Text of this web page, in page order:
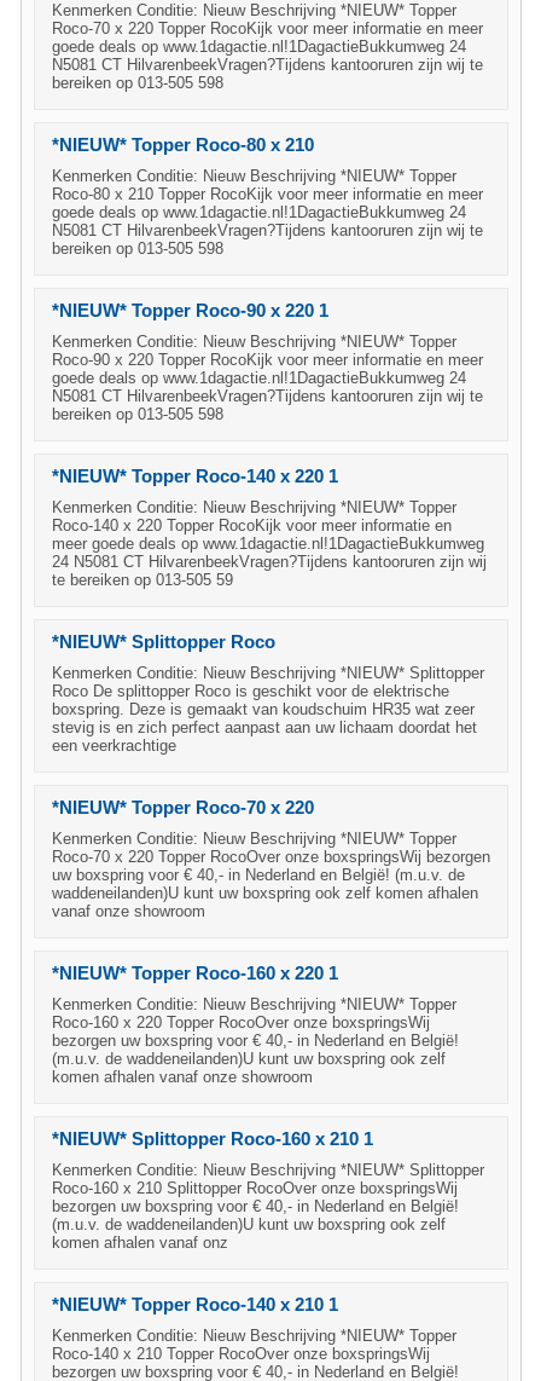
Kenmerken Conditie: Nieuw Beschrijving *NIEUW* Topper
Roco-70 x 220 Topper RocoKijk voor meer informatie en meer
goede deals op www.1dagactie.nl!1DagactieBukkumweg 24
N5081 CT HilvarenbeekVragen?Tijdens kantooruren zijn wij te
bereiken op 013-505 598
*NIEUW* Topper Roco-80 x 210
Kenmerken Conditie: Nieuw Beschrijving *NIEUW* Topper
Roco-80 x 210 Topper RocoKijk voor meer informatie en meer
goede deals op www.1dagactie.nl!1DagactieBukkumweg 24
N5081 CT HilvarenbeekVragen?Tijdens kantooruren zijn wij te
bereiken op 013-505 598
*NIEUW* Topper Roco-90 x 220 1
Kenmerken Conditie: Nieuw Beschrijving *NIEUW* Topper
Roco-90 x 220 Topper RocoKijk voor meer informatie en meer
goede deals op www.1dagactie.nl!1DagactieBukkumweg 24
N5081 CT HilvarenbeekVragen?Tijdens kantooruren zijn wij te
bereiken op 013-505 598
*NIEUW* Topper Roco-140 x 220 1
Kenmerken Conditie: Nieuw Beschrijving *NIEUW* Topper
Roco-140 x 220 Topper RocoKijk voor meer informatie en
meer goede deals op www.1dagactie.nl!1DagactieBukkumweg
24 N5081 CT HilvarenbeekVragen?Tijdens kantooruren zijn wij
te bereiken op 013-505 59
*NIEUW* Splittopper Roco
Kenmerken Conditie: Nieuw Beschrijving *NIEUW* Splittopper
Roco De splittopper Roco is geschikt voor de elektrische
boxspring. Deze is gemaakt van koudschuim HR35 wat zeer
stevig is en zich perfect aanpast aan uw lichaam doordat het
een veerkrachtige
*NIEUW* Topper Roco-70 x 220
Kenmerken Conditie: Nieuw Beschrijving *NIEUW* Topper
Roco-70 x 220 Topper RocoOver onze boxspringsWij bezorgen
uw boxspring voor € 40,- in Nederland en België! (m.u.v. de
waddeneilanden)U kunt uw boxspring ook zelf komen afhalen
vanaf onze showroom
*NIEUW* Topper Roco-160 x 220 1
Kenmerken Conditie: Nieuw Beschrijving *NIEUW* Topper
Roco-160 x 220 Topper RocoOver onze boxspringsWij
bezorgen uw boxspring voor € 40,- in Nederland en België!
(m.u.v. de waddeneilanden)U kunt uw boxspring ook zelf
komen afhalen vanaf onze showroom
*NIEUW* Splittopper Roco-160 x 210 1
Kenmerken Conditie: Nieuw Beschrijving *NIEUW* Splittopper
Roco-160 x 210 Splittopper RocoOver onze boxspringsWij
bezorgen uw boxspring voor € 40,- in Nederland en België!
(m.u.v. de waddeneilanden)U kunt uw boxspring ook zelf
komen afhalen vanaf onz
*NIEUW* Topper Roco-140 x 210 1
Kenmerken Conditie: Nieuw Beschrijving *NIEUW* Topper
Roco-140 x 210 Topper RocoOver onze boxspringsWij
bezorgen uw boxspring voor € 40,- in Nederland en België!